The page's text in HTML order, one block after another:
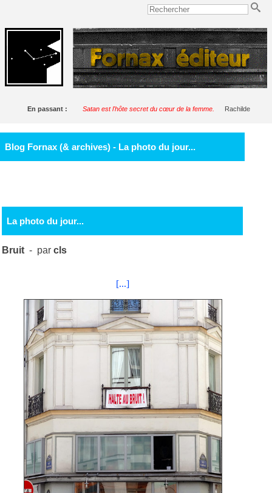
En passant : Satan est l'hôte secret du cœur de la femme. Rachilde
Blog Fornax (& archives) - La photo du jour...
La photo du jour...
Bruit - parcls
[...]